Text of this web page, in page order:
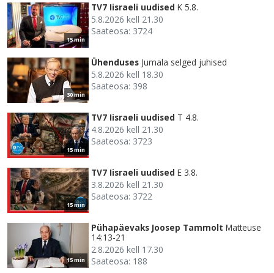
15 min
TV7 Iisraeli uudised K 5.8.
5.8.2026 kell 21.30
Saateosa: 3724
30 min
Ühenduses Jumala selged juhised
5.8.2026 kell 18.30
Saateosa: 398
15 min
TV7 Iisraeli uudised T 4.8.
4.8.2026 kell 21.30
Saateosa: 3723
15 min
TV7 Iisraeli uudised E 3.8.
3.8.2026 kell 21.30
Saateosa: 3722
15 min
Pühapäevaks Joosep Tammolt Matteuse
14:13-21
2.8.2026 kell 17.30
Saateosa: 188